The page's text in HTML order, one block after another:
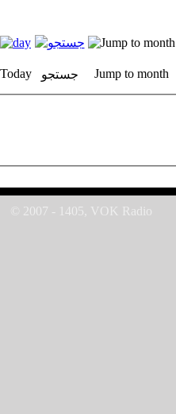
Today جستجو
Jump to month
© 2007 - 1405, VOK Radio